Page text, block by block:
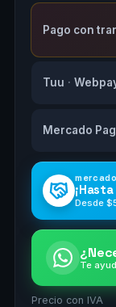
Pago con
Tuu ·
Mercado
¡Hasta
Desde $
Te
Precio con IVA